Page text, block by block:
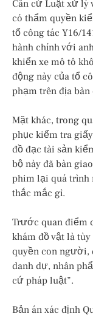
Căn cứ Luật xử lý
có thẩm quyền
tổ công tác Y16/
hành chính với
khiển xe mô tô
động này của tổ
phạm trên địa
Mặt khác, trong
phục kiểm tra
đồ đạc tài sản
bộ này đã bàn
phim lại quá trình
thắc mắc gì.
Trước quan điểm
khám đồ vật là
quyền con người,
danh dự, nhân
cứ pháp luật”.
Bản án xác định